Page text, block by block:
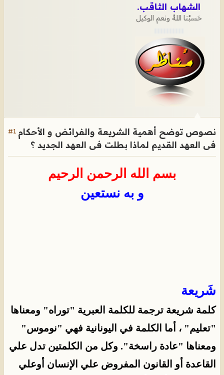
الشهاب الثاقب.
حَسبُنا اللهُ ونعم الوكيل
#1 نصوص توضح أهمية الشريعة والفرائض و الأحكام
فى العهد القديم لماذا بطلت فى العهد الجديد ؟
بسم الله الرحمن الرحيم
و به نستعين
شَريعة
كلمة شريعة ترجمة للكلمة العبرية "توراه" ومعناها
"تعليم" ، أما الكلمة في اليونانية فهي "نوموس"
ومعناها "عادة راسخة". وكل من الكلمتين تدل علي
القاعدة أو القانون المفروض علي الإنسان أوعلي